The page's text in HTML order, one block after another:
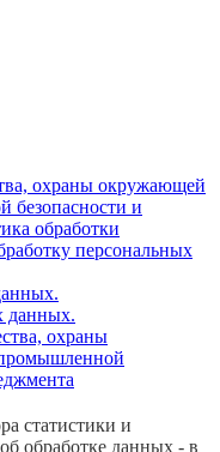
охраны окружающей
безопасности и
обработки
персональных
данных.
охраны
статистики и
обработке данных - в